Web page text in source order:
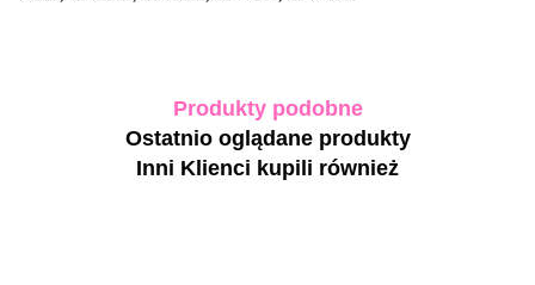
Produkty podobne
Ostatnio oglądane produkty
Inni Klienci kupili również